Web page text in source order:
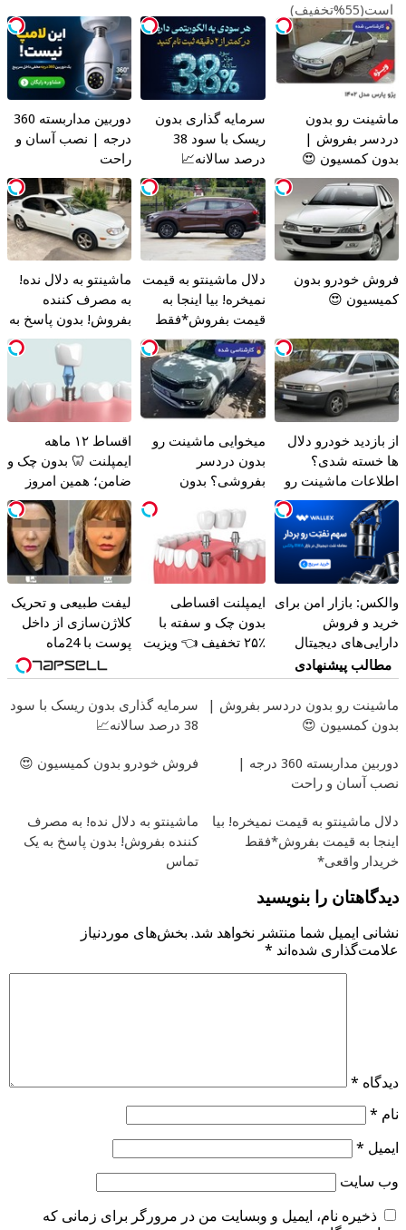
است(55%تخفیف)
ماشینت رو بدون
دردسر بفروش |
بدون کمسیون 😍
سرمایه گذاری بدون
ریسک با سود 38
درصد سالانه📈
دوربین مداربسته 360
درجه | نصب آسان و
راحت
فروش خودرو بدون
کمیسیون 😍
دلال ماشینتو به قیمت
نمیخره! بیا اینجا به
قیمت بفروش*فقط
خریدار واقعی*
ماشینتو به دلال نده!
به مصرف کننده
بفروش! بدون پاسخ به
یک تماس
از بازدید خودرو دلال
ها خسته شدی؟
اطلاعات ماشینت رو
اینجا ثبت کن
میخوایی ماشینت رو
بدون دردسر
بفروشی؟ بدون
اقساط ۱۲ ماهه
ایمپلنت 🦷 بدون چک و
ضامن؛ همین امروز
اقدام کن ✅
والکس: بازار امن برای
خرید و فروش
دارایی‌های دیجیتال
ایمپلنت اقساطی
بدون چک و سفته با
٪۲۵ تخفیف 👈 ویزیت
متخصص
لیفت طبیعی و تحریک
کلاژن‌سازی از داخل
پوست با 24ماه
ماندگاری ✅ جوان شو
مطالب پیشنهادی
ماشینت رو بدون دردسر بفروش |
بدون کمسیون 😍
سرمایه گذاری بدون ریسک با سود
38 درصد سالانه📈
دوربین مداربسته 360 درجه |
نصب آسان و راحت
فروش خودرو بدون کمیسیون 😍
دلال ماشینتو به قیمت نمیخره! بیا
اینجا به قیمت بفروش*فقط
خریدار واقعی*
ماشینتو به دلال نده! به مصرف
کننده بفروش! بدون پاسخ به یک
تماس
دیدگاهتان را بنویسید
نشانی ایمیل شما منتشر نخواهد شد. بخش‌های موردنیاز
علامت‌گذاری شده‌اند *
دیدگاه *
نام *
ایمیل *
وب‌ سایت
ذخیره نام، ایمیل و وبسایت من در مرورگر برای زمانی که